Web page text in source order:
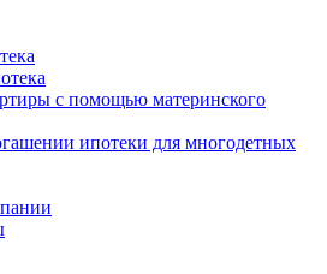
с помощью материнского
ипотеки для многодетных